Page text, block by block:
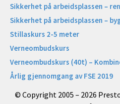
Sikkerhet på arbeidsplassen –
Sikkerhet på arbeidsplassen –
Stillaskurs 2-5 meter
Verneombudskurs
Verneombudskurs (40t) –
Årlig gjennomgang av FSE 2019
© Copyright 2005 – 2026